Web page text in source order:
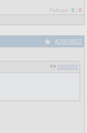
Рейтинг: 0 / 0
#2929652
2929503